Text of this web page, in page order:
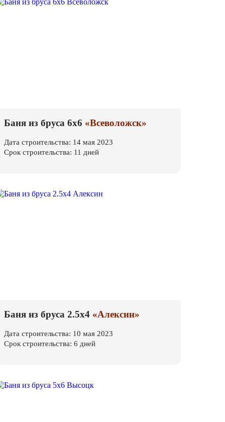
Баня из бруса 6х6 «Всеволожск»
Дата строительства: 14 мая 2023
Срок строительства: 11 дней
Баня из бруса 2.5х4 «Алексин»
Дата строительства: 10 мая 2023
Срок строительства: 6 дней